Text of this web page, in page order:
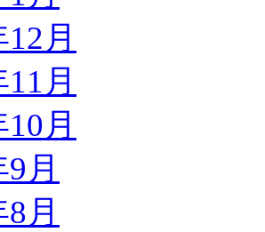
月
月
月
月
月